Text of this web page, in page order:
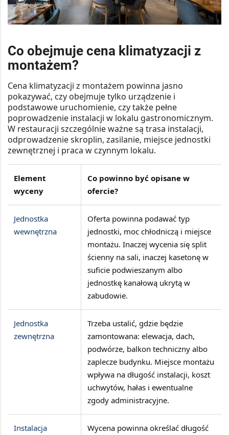
Co obejmuje cena klimatyzacji z
montażem?
Cena klimatyzacji z montażem powinna jasno
pokazywać, czy obejmuje tylko urządzenie i
podstawowe uruchomienie, czy także pełne
poprowadzenie instalacji w lokalu gastronomicznym.
W restauracji szczególnie ważne są trasa instalacji,
odprowadzenie skroplin, zasilanie, miejsce jednostki
zewnętrznej i praca w czynnym lokalu.
Element
wyceny
Co powinno być opisane w
ofercie?
Jednostka
wewnętrzna
Oferta powinna podawać typ
jednostki, moc chłodniczą i miejsce
montażu. Inaczej wycenia się split
ścienny na sali, inaczej kasetonę w
suficie podwieszanym albo
jednostkę kanałową ukrytą w
zabudowie.
Jednostka
zewnętrzna
Trzeba ustalić, gdzie będzie
zamontowana: elewacja, dach,
podwórze, balkon techniczny albo
zaplecze budynku. Miejsce montażu
wpływa na długość instalacji, koszt
uchwytów, hałas i ewentualne
zgody administracyjne.
Instalacja
Wycena powinna określać długość